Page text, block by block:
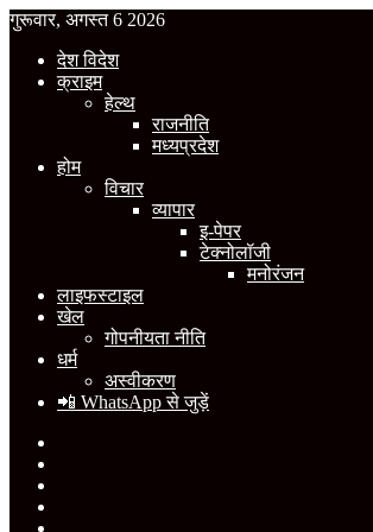
गुरूवार, अगस्त 6 2026
देश विदेश
क्राइम
हेल्थ
राजनीति
मध्यप्रदेश
होम
विचार
व्यापार
इ-पेपर
टेक्नोलॉजी
मनोरंजन
लाइफस्टाइल
खेल
गोपनीयता नीति
धर्म
अस्वीकरण
📲 WhatsApp से जुड़ें